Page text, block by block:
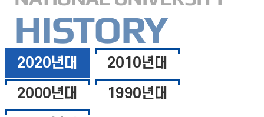
HISTORY
2020년대
2010년대
2000년대
1990년대